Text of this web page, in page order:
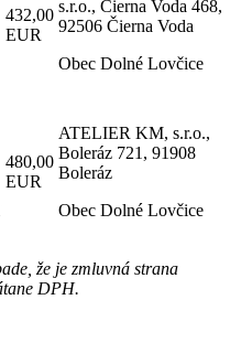
432,00
EUR
s.r.o., Čierna Voda 468,
92506 Čierna Voda
Obec Dolné Lovčice
480,00
EUR
ATELIER KM, s.r.o.,
Boleráz 721, 91908
Boleráz
Obec Dolné Lovčice
že je zmluvná strana
DPH.